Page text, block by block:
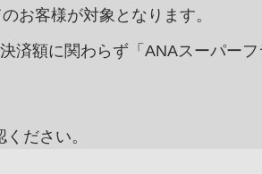
お客様が対象となります。
済額に関わらず「ANAスーパーフ
ください。